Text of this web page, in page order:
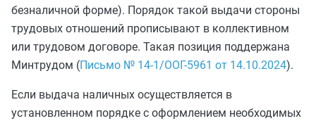
безналичной форме). Порядок такой выдачи стороны
трудовых отношений прописывают в коллективном
или трудовом договоре. Такая позиция поддержана
Минтрудом (Письмо № 14-1/ООГ-5961 от 14.10.2024).
Если выдача наличных осуществляется в
установленном порядке с оформлением необходимых